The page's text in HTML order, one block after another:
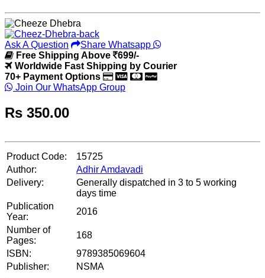
Ask A Question
Share Whatsapp
Free Shipping Above
699/-
Worldwide Fast Shipping by Courier
70+ Payment Options
Join Our WhatsApp Group
Rs 350.00
Product Code:
15725
Author:
Adhir Amdavadi
Delivery:
Generally dispatched in 3 to 5 working
days time
Publication
Year:
2016
Number of
Pages:
168
ISBN:
9789385069604
Publisher:
NSMA